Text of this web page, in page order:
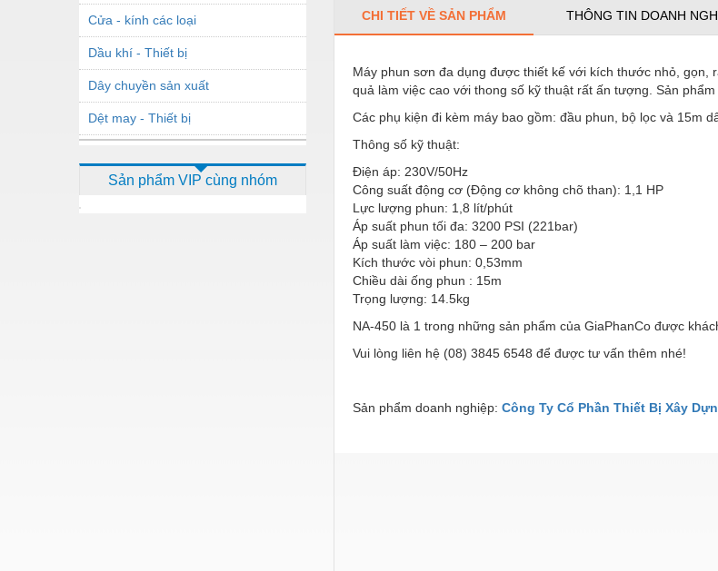
Cửa - kính các loại
Dầu khí - Thiết bị
Dây chuyền sản xuất
Dệt may - Thiết bị
Dịch vụ - Thi công
Sản phẩm VIP cùng nhóm
CHI TIẾT VỀ SẢN PHẨM THÔNG TIN DOANH
Máy phun sơn đa dụng được thiết kế với kích thước nhỏ, gọn,
quả làm việc cao với thong số kỹ thuật rất ấn tượng. Sản
Các phụ kiện đi kèm máy bao gồm: đầu phun, bộ lọc và 15m
Thông số kỹ thuật:
Điện áp: 230V/50Hz
Công suất động cơ (Động cơ không chõ than): 1,1 HP
Lực lượng phun: 1,8 lít/phút
Áp suất phun tối đa: 3200 PSI (221bar)
Áp suất làm việc: 180 – 200 bar
Kích thước vòi phun: 0,53mm
Chiều dài ống phun : 15m
Trọng lượng: 14.5kg
NA-450 là 1 trong những sản phẩm của GiaPhanCo được
Vui lòng liên hệ (08) 3845 6548 để được tư vấn thêm nhé!
Sản phẩm doanh nghiệp: Công Ty Cổ Phần Thiết Bị Xây